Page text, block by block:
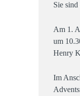
Sie
Am 1.
um
Henry
Im